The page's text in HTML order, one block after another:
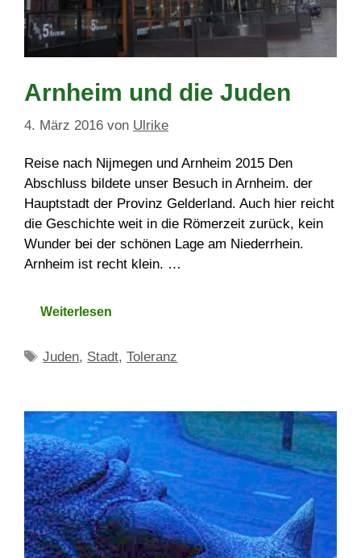
Arnheim und die Juden
4. März 2016 von Ulrike
Reise nach Nijmegen und Arnheim 2015 Den
Abschluss bildete unser Besuch in Arnheim. der
Hauptstadt der Provinz Gelderland. Auch hier reicht
die Geschichte weit in die Römerzeit zurück, kein
Wunder bei der schönen Lage am Niederrhein.
Arnheim ist recht klein. …
Weiterlesen
Schlagwörter
Juden, Stadt,Toleranz